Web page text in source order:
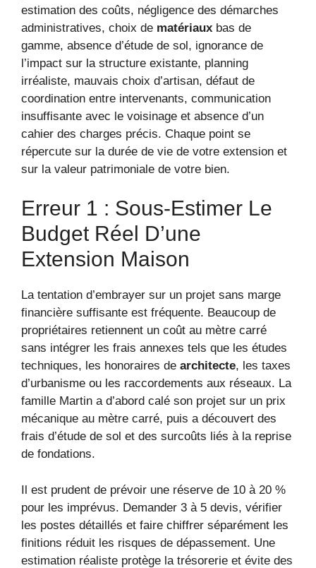
estimation des coûts, négligence des démarches
administratives, choix de matériaux bas de
gamme, absence d’étude de sol, ignorance de
l’impact sur la structure existante, planning
irréaliste, mauvais choix d’artisan, défaut de
coordination entre intervenants, communication
insuffisante avec le voisinage et absence d’un
cahier des charges précis. Chaque point se
répercute sur la durée de vie de votre extension et
sur la valeur patrimoniale de votre bien.
Erreur 1 : Sous-Estimer Le
Budget Réel D’une
Extension Maison
La tentation d’embrayer sur un projet sans marge
financière suffisante est fréquente. Beaucoup de
propriétaires retiennent un coût au mètre carré
sans intégrer les frais annexes tels que les études
techniques, les honoraires de architecte, les taxes
d’urbanisme ou les raccordements aux réseaux. La
famille Martin a d’abord calé son projet sur un prix
mécanique au mètre carré, puis a découvert des
frais d’étude de sol et des surcoûts liés à la reprise
de fondations.
Il est prudent de prévoir une réserve de 10 à 20 %
pour les imprévus. Demander 3 à 5 devis, vérifier
les postes détaillés et faire chiffrer séparément les
finitions réduit les risques de dépassement. Une
estimation réaliste protège la trésorerie et évite des